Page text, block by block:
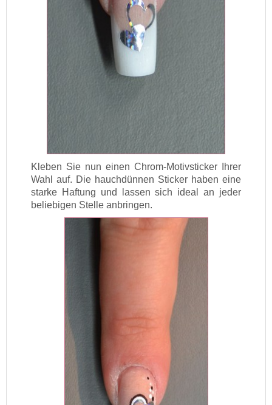
Kleben Sie nun einen Chrom-Motivsticker Ihrer
Wahl auf. Die hauchdünnen Sticker haben eine
starke Haftung und lassen sich ideal an jeder
beliebigen Stelle anbringen.